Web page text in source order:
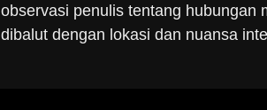
observasi penulis tentang hubungan
dibalut dengan lokasi dan nuansa